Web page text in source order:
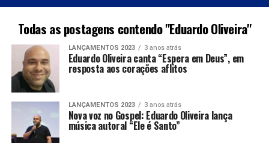
Todas as postagens contendo "Eduardo Oliveira"
LANÇAMENTOS 2023 3 anos atrás
Eduardo Oliveira canta “Espera em Deus”, em
resposta aos corações aflitos
LANÇAMENTOS 2023 3 anos atrás
Nova voz no Gospel: Eduardo Oliveira lança
música autoral “Ele é Santo”